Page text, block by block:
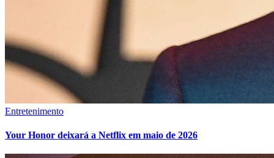
Entretenimento
Your Honor deixará a Netflix em maio de 2026